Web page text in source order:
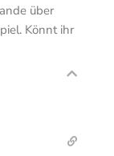
über
Könnt ihr